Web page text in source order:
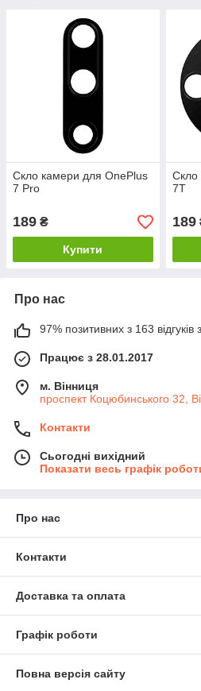
Скло камери для OnePlus
7 Pro
189 ₴
Купити
Скло
7T
189
Про нас
97% позитивних з 163 відгуків
Працює з 28.01.2017
м. Вінниця
проспект Коцюбинського 32,
Контакти
Сьогодні вихідний
Показати весь графік
Про нас
Контакти
Доставка та оплата
Графік роботи
Повна версія сайту